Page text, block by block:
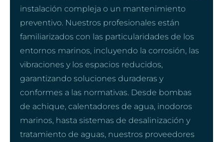
instalación compleja o un mantenimiento
preventivo. Nuestros profesionales están
familiarizados con las particularidades de los
entornos marinos, incluyendo la corrosión, las
vibraciones y los espacios reducidos,
garantizando soluciones duraderas y
conformes a las normativas. Desde bombas
de achique, calentadores de agua, inodoros
marinos, hasta sistemas de desalinización y
tratamiento de aguas, nuestros proveedores